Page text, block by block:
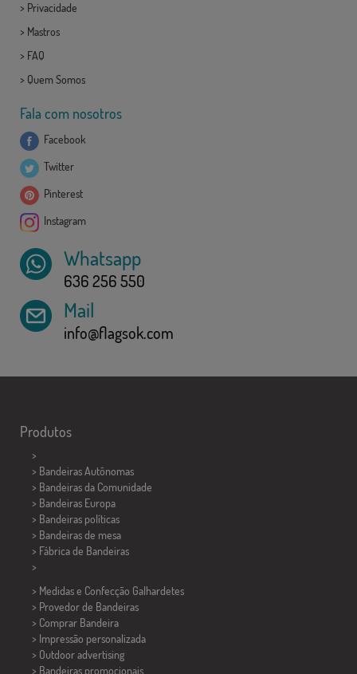
> Privacidade
> Mastros
> FAQ
> Quem Somos
Fala com nosotros
Facebook
Twitter
Pinterest
Instagram
Whatsapp
636 256 550
Mail
info@flagsok.com
Produtos
>
> Bandeiras Autônomas
> Bandeiras da Comunidade
> Bandeiras Europa
> Bandeiras políticas
> Bandeiras de mesa
> Fábrica de Bandeiras
>
> Medidas e Confecção Galhardetes
> Provedor de Bandeiras
> Comprar Bandeira
> Impressão personalizada
> Outdoor advertising
> Bandeiras promocionais